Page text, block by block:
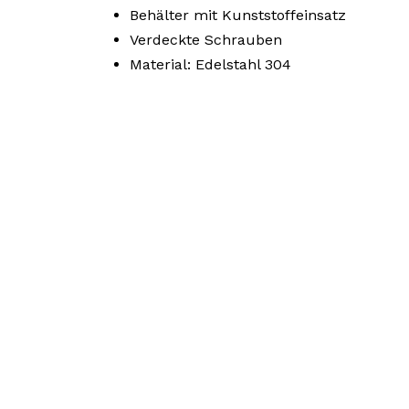
Behälter mit Kunststoffeinsatz
Verdeckte Schrauben
Material: Edelstahl 304